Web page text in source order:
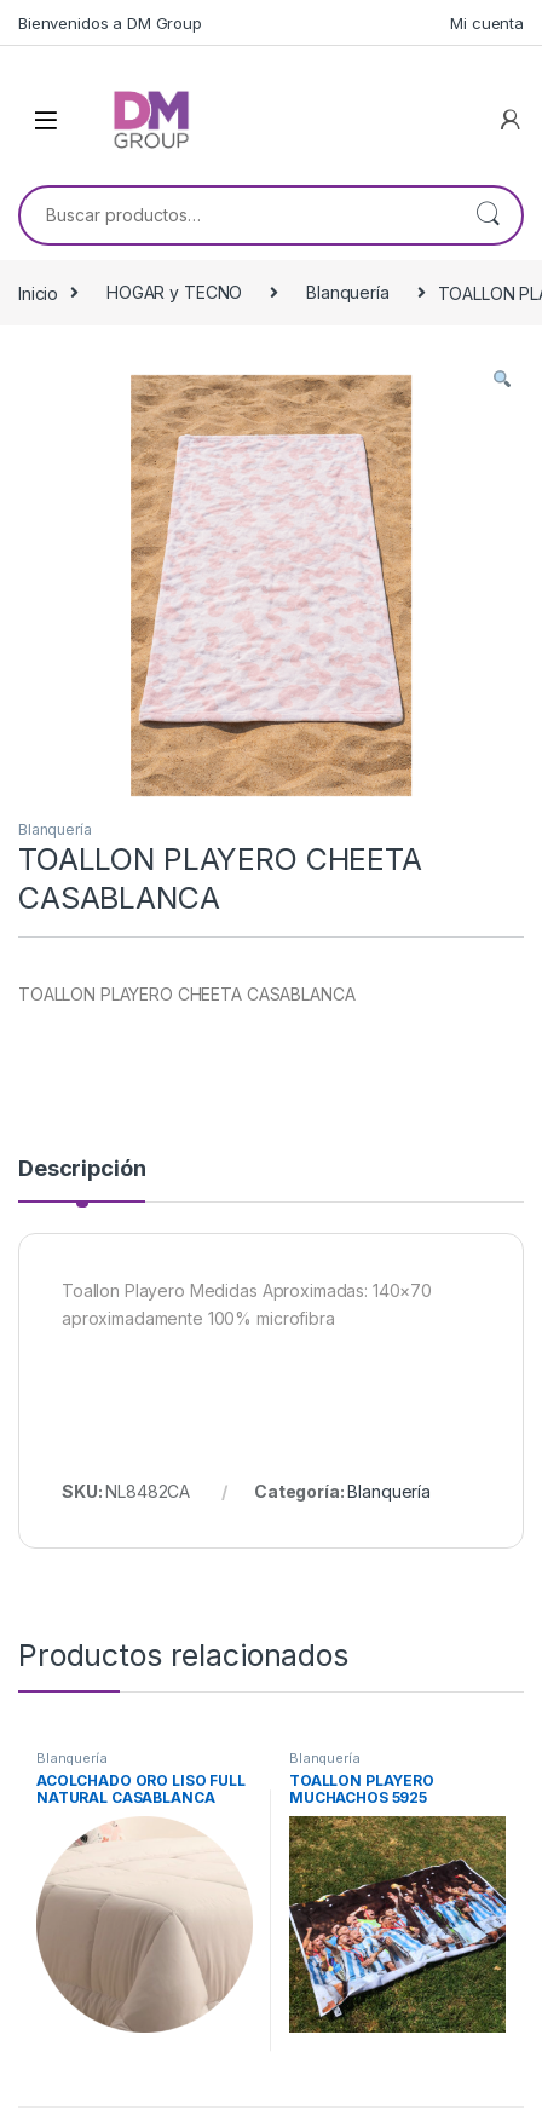
Bienvenidos a DM Group Mi cuenta
Buscar por:
Inicio HOGAR y TECNO Blanquería TOALLON
Blanquería
TOALLON PLAYERO CHEETA
CASABLANCA
TOALLON PLAYERO CHEETA CASABLANCA
Descripción
Toallon Playero Medidas Aproximadas: 140×70
aproximadamente 100% microfibra
SKU:NL8482CA Categoría:Blanquería
Productos relacionados
Blanquería
ACOLCHADO ORO LISO FULL
NATURAL CASABLANCA
Blanquería
TOALLON PLAYERO
MUCHACHOS 5925
CASABLANCA